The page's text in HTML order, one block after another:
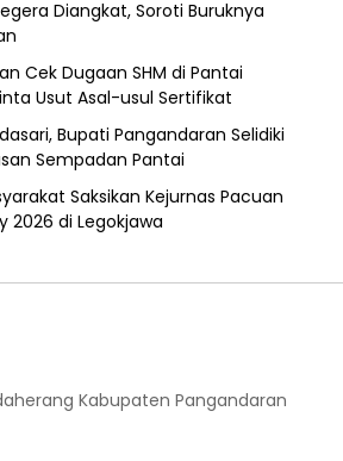
Diangkat, Soroti Buruknya
Cek Dugaan SHM di Pantai
Usut Asal-usul Sertifikat
Bupati Pangandaran Selidiki
Sempadan Pantai
Saksikan Kejurnas Pacuan
2026 di Legokjawa
Kabupaten Pangandaran